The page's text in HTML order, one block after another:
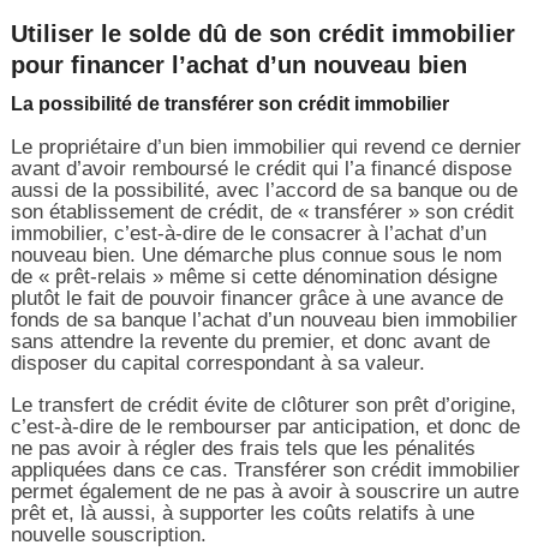
Utiliser le solde dû de son crédit immobilier
pour financer l’achat d’un nouveau bien
La possibilité de transférer son crédit immobilier
Le propriétaire d’un bien immobilier qui revend ce dernier
avant d’avoir remboursé le crédit qui l’a financé dispose
aussi de la possibilité, avec l’accord de sa banque ou de
son établissement de crédit, de « transférer » son crédit
immobilier, c’est-à-dire de le consacrer à l’achat d’un
nouveau bien. Une démarche plus connue sous le nom
de « prêt-relais » même si cette dénomination désigne
plutôt le fait de pouvoir financer grâce à une avance de
fonds de sa banque l’achat d’un nouveau bien immobilier
sans attendre la revente du premier, et donc avant de
disposer du capital correspondant à sa valeur.
Le transfert de crédit évite de clôturer son prêt d’origine,
c’est-à-dire de le rembourser par anticipation, et donc de
ne pas avoir à régler des frais tels que les pénalités
appliquées dans ce cas. Transférer son crédit immobilier
permet également de ne pas à avoir à souscrire un autre
prêt et, là aussi, à supporter les coûts relatifs à une
nouvelle souscription.